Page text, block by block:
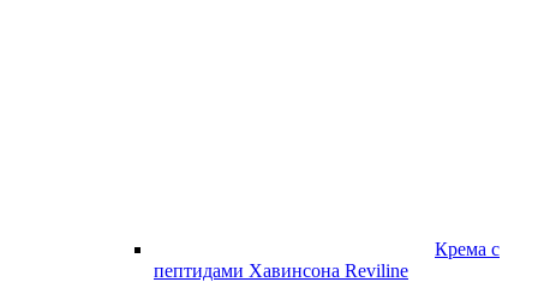
Крема с
пептидами Хавинсона Reviline